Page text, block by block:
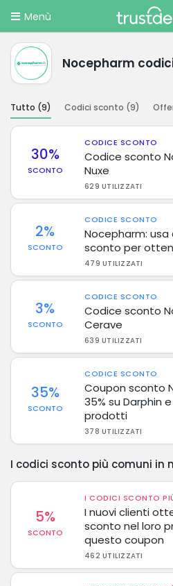
Menù
Nocepharm
Tutto (9) Codici sconto (9)
30%
SCONTO
CODICE SCONTO
Codice sconto
Nuxe
629 UTILIZZATI
2%
SCONTO
CODICE SCONTO
Nocepharm:
sconto per
479 UTILIZZATI
3%
SCONTO
CODICE SCONTO
Codice sconto
Cerave
639 UTILIZZATI
35%
SCONTO
CODICE SCONTO
Coupon sconto
35% su Darphin
prodotti
378 UTILIZZATI
I codici sconto più comuni in
5%
SCONTO
I CODICI SCONTO
I nuovi clienti
sconto nel loro
questo coupon
462 UTILIZZATI